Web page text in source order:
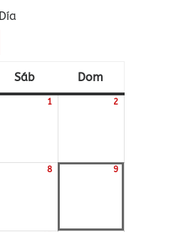
Día
Sáb Dom
1 2
8 9